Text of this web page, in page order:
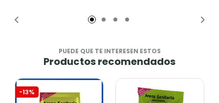
PUEDE QUE TE INTERESEN ESTOS
Productos recomendados
-13%